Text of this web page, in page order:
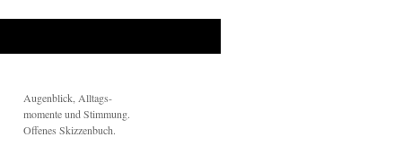
Augenblick, Alltags-
momente und Stimmung.
Offenes Skizzenbuch.